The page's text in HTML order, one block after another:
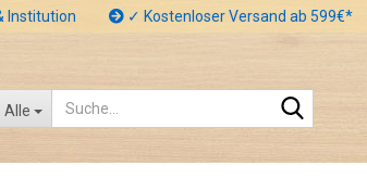
Institution ✓ Kostenloser Versand ab 599€*
Alle